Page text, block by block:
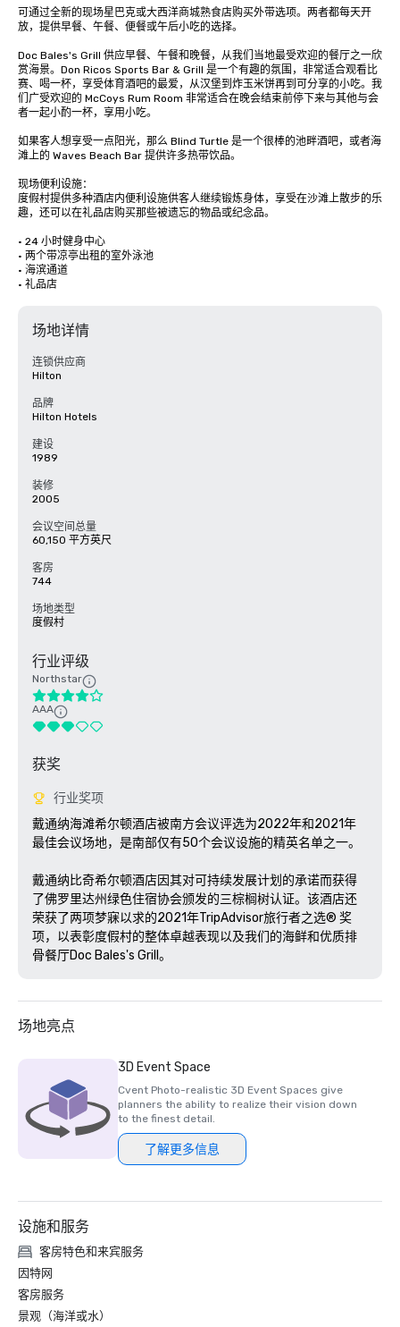
可通过全新的现场星巴克或大西洋商城熟食店购买外带选项。两者都每天开
放，提供早餐、午餐、便餐或午后小吃的选择。
Doc Bales's Grill 供应早餐、午餐和晚餐，从我们当地最受欢迎的餐厅之一欣
赏海景。Don Ricos Sports Bar & Grill 是一个有趣的氛围，非常适合观看比
赛、喝一杯，享受体育酒吧的最爱，从汉堡到炸玉米饼再到可分享的小吃。我
们广受欢迎的 McCoys Rum Room 非常适合在晚会结束前停下来与其他与会
者一起小酌一杯，享用小吃。
如果客人想享受一点阳光，那么 Blind Turtle 是一个很棒的池畔酒吧，或者海
滩上的 Waves Beach Bar 提供许多热带饮品。
现场便利设施：
度假村提供多种酒店内便利设施供客人继续锻炼身体，享受在沙滩上散步的乐
趣，还可以在礼品店购买那些被遗忘的物品或纪念品。
• 24 小时健身中心
• 两个带凉亭出租的室外泳池
• 海滨通道
• 礼品店
场地详情
连锁供应商
Hilton
品牌
Hilton Hotels
建设
1989
装修
2005
会议空间总量
60,150 平方英尺
客房
744
场地类型
度假村
行业评级
Northstar
AAA
获奖
行业奖项
戴通纳海滩希尔顿酒店被南方会议评选为2022年和2021年
最佳会议场地，是南部仅有50个会议设施的精英名单之一。
戴通纳比奇希尔顿酒店因其对可持续发展计划的承诺而获得
了佛罗里达州绿色住宿协会颁发的三棕榈树认证。该酒店还
荣获了两项梦寐以求的2021年TripAdvisor旅行者之选® 奖
项，以表彰度假村的整体卓越表现以及我们的海鲜和优质排
场地亮点
3D Event Space
Cvent Photo-realistic 3D Event Spaces give
planners the ability to realize their vision down
to the finest detail.
了解更多信息
设施和服务
客房特色和来宾服务
因特网
客房服务
景观（海洋或水）